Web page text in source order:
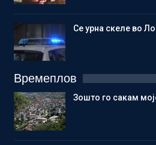
Се урна скеле во
Времеплов
Зошто го сакам